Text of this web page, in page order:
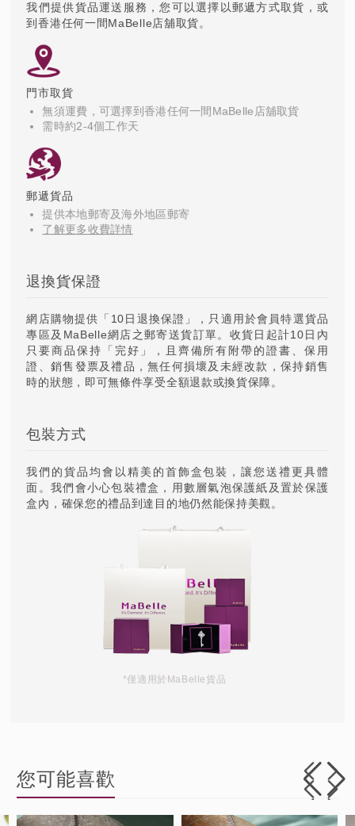
我們提供貨品運送服務，您可以選擇以郵遞方式取貨，或
到香港任何一間MaBelle店舖取貨。
門市取貨
無須運費，可選擇到香港任何一間MaBelle店舖取貨
需時約2-4個工作天
郵遞貨品
提供本地郵寄及海外地區郵寄
了解更多收費詳情
退換貨保證
網店購物提供「10日退換保證」，只適用於會員特選貨品
專區及MaBelle網店之郵寄送貨訂單。收貨日起計10日內
只要商品保持「完好」，且齊備所有附帶的證書、保用
證、銷售發票及禮品，無任何損壞及未經改款，保持銷售
時的狀態，即可無條件享受全額退款或換貨保障。
包裝方式
我們的貨品均會以精美的首飾盒包裝，讓您送禮更具體
面。我們會小心包裝禮盒，用數層氣泡保護紙及置於保護
盒內，確保您的禮品到達目的地仍然能保持美觀。
*僅適用於MaBelle貨品
您可能喜歡